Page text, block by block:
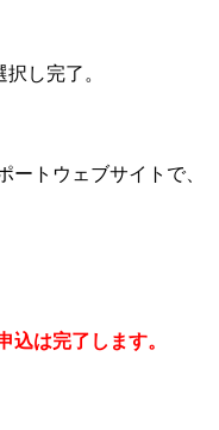
し完了。
トウェブサイトで、
込は完了します。